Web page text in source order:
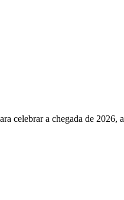
celebrar a chegada de 2026, a